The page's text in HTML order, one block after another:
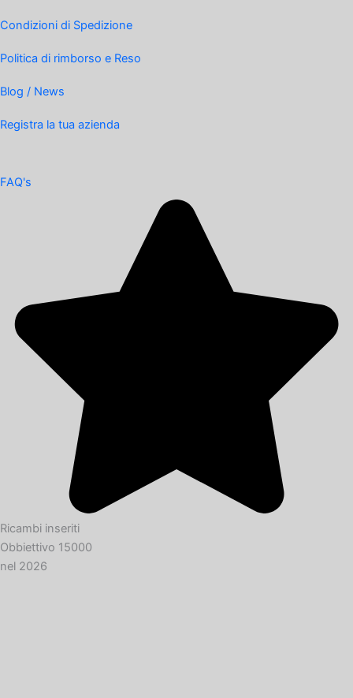
Condizioni di Spedizione
Politica di rimborso e Reso
Blog / News
Registra la tua azienda
FAQ's
Ricambi inseriti
Obbiettivo 15000
nel 2026